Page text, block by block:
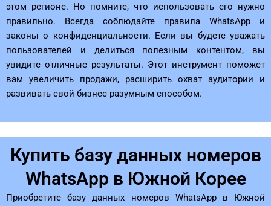
этом регионе. Но помните, что использовать его нужно
правильно. Всегда соблюдайте правила WhatsApp и
законы о конфиденциальности. Если вы будете уважать
пользователей и делиться полезным контентом, вы
увидите отличные результаты. Этот инструмент поможет
вам увеличить продажи, расширить охват аудитории и
развивать свой бизнес разумным способом.
Купить базу данных номеров
WhatsApp в Южной Корее
Приобретите базу данных номеров WhatsApp в Южной